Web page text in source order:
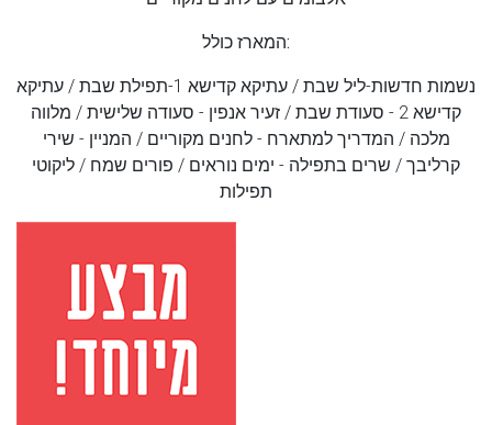
המארז כולל:
נשמות חדשות-ליל שבת / עתיקא קדישא 1-תפילת שבת / עתיקא
קדישא 2 - סעודת שבת / זעיר אנפין - סעודה שלישית / מלווה
מלכה / המדריך למתארח - לחנים מקוריים / המניין - שירי
קרליבך / שרים בתפילה - ימים נוראים / פורים שמח / ליקוטי
תפילות